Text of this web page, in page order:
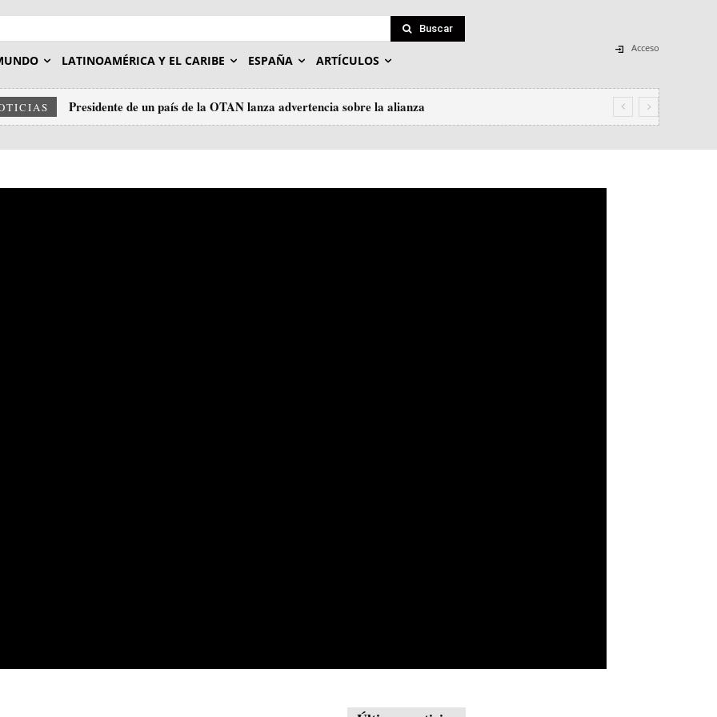
Buscar
LATINOAMÉRICA Y EL CARIBE ESPAÑA ARTÍCULOS
Acceso
Presidente de un país de la OTAN lanza advertencia sobre la alianza